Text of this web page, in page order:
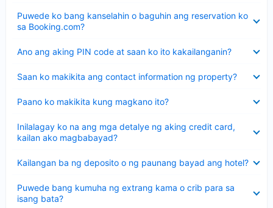
Puwede ko bang kanselahin o baguhin ang reservation ko
sa Booking.com?
ang
sagot
Ano ang aking PIN code at saan ko ito kakailanganin?
ang
Saan ko makikita ang contact information ng property?
ang
Paano ko makikita kung magkano ito?
ang
Inilalagay ko na ang mga detalye ng aking credit card,
kailan ako magbabayad?
ang
sagot
Kailangan ba ng deposito o ng paunang bayad ang hotel?
ang
Puwede bang kumuha ng extrang kama o crib para sa
isang bata?
ang
sagot